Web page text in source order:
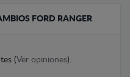
FORD RANGER
(Ver opiniones).